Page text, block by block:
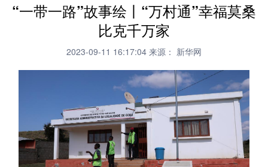
学习进行时 高层 时政 人事
财经 网评
全球连线
量子 体育
书画 健康 军事
访谈 视频 政务
法律 中央文件 金融 汽车
“一带一路”故事绘丨“万村通”幸福莫桑
比克千万家
2023-09-11 16:17:04 来源： 新华网